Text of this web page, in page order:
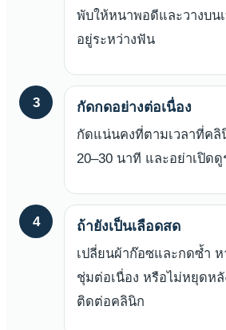
พับให้หนาพอดีและวางบน
อยู่ระหว่างฟัน
3 กัดกดอย่างต่อเนื่อง
กัดแน่นคงที่ตามเวลาที่คลิ
20–30 นาที และอย่าเปิด
4 ถ้ายังเป็นเลือดสด
เปลี่ยนผ้าก๊อซและกดซ้ำ ห
ชุ่มต่อเนื่อง หรือไม่หยุดห
ติดต่อคลินิก